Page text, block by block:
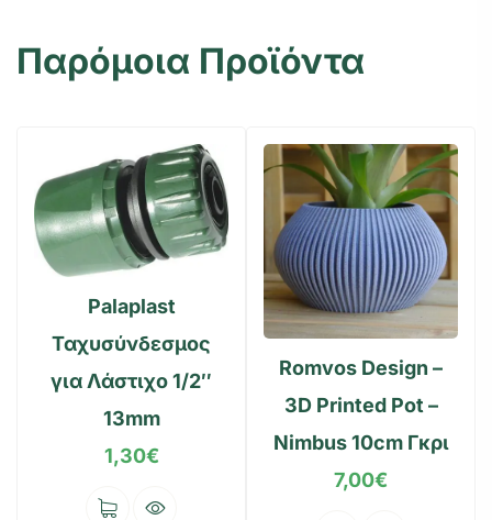
Παρόμοια Προϊόντα
Palaplast
Ταχυσύνδεσμος
για Λάστιχο 1/2″
13mm
1,30€
Romvos Design –
3D Printed Pot –
Nimbus 10cm Γκρι
7,00€